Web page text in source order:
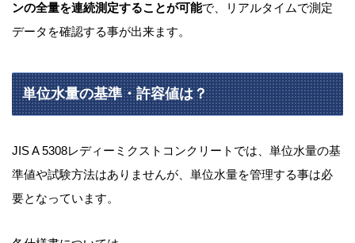
ンの全量を連続測定することが可能で、リアルタイムで測定
データを確認する事が出来ます。
単位水量の基準・許容値は？
JIS A 5308レディーミクストコンクリートでは、単位水量の基
準値や試験方法はありませんが、単位水量を管理する事は必
要となっています。